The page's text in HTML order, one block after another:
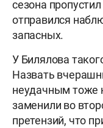
сезона
отправился
запасных.
У Билялова
Назвать
неудачным тоже
заменили во
претензий, что